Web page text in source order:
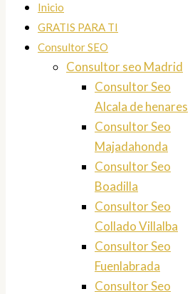
Inicio
GRATIS PARA TI
Consultor SEO
Consultor seo Madrid
Consultor Seo
Alcala de henares
Consultor Seo
Majadahonda
Consultor Seo
Boadilla
Consultor Seo
Collado Villalba
Consultor Seo
Fuenlabrada
Consultor Seo